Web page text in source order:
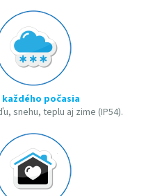
každého počasia
snehu, teplu aj zime (IP54).